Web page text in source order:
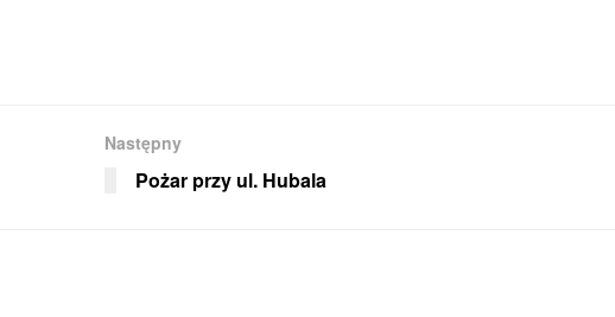
Następny
Pożar przy ul. Hubala